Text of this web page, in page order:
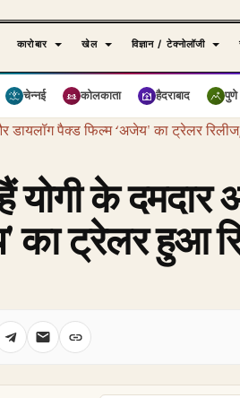
कारोबार खेल विज्ञान / टेक्नोलॉजी
चेन्नई कोलकाता हैदराबाद पुणे
डायलॉग पैक्ड फिल्म ‘अजेय' का ट्रेलर रिलीज,
योगी के
का ट्रेलर हुआ